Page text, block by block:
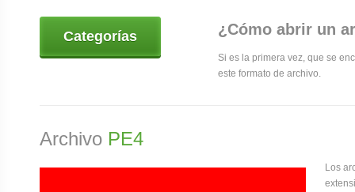
Categorías ¿Cómo abrir un
Si es la primera vez, que se
este formato de archivo.
Archivo PE4
Los